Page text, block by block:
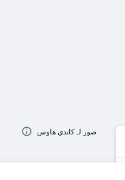
صور لـ كاندي هاوس